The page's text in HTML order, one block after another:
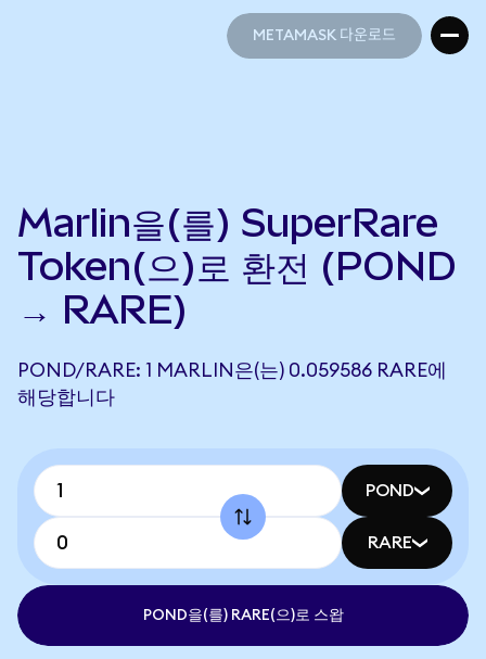
METAMASK 다운로드
Marlin을(를) SuperRare
Token(으)로 환전 (POND
→ RARE)
POND/RARE: 1 MARLIN은(는) 0.059586 RARE에
해당합니다
POND
RARE
POND을(를) RARE(으)로 스왑